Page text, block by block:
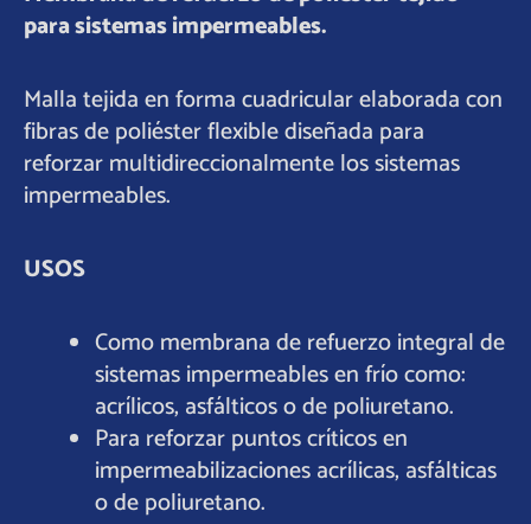
para sistemas impermeables.
Malla tejida en forma cuadricular elaborada con
fibras de poliéster flexible diseñada para
reforzar multidireccionalmente los sistemas
impermeables.
USOS
Como membrana de refuerzo integral de
sistemas impermeables en frío como:
acrílicos, asfálticos o de poliuretano.
Para reforzar puntos críticos en
impermeabilizaciones acrílicas, asfálticas
o de poliuretano.